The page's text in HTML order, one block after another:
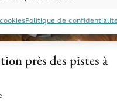
Politique de
près des pistes à